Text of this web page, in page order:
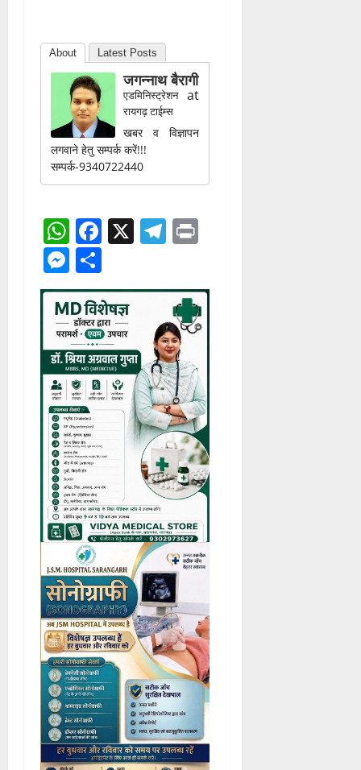
About Latest Posts
जगन्नाथ बैरागी
एडमिनिस्ट्रेशनat
रायगढ़ टाईम्स
खबर व विज्ञापन
लगवाने हेतु सम्पर्क करें!!!
सम्पर्क-9340722440
WhatsApp
Facebook
X Telegram
Messenger